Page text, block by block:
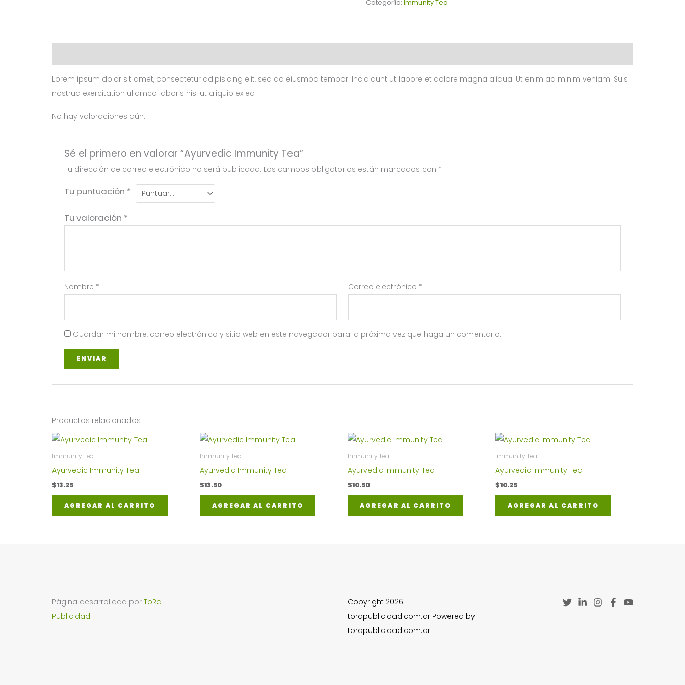
Categoría: Immunity Tea
Lorem ipsum dolor sit amet, consectetur adipisicing elit, sed do eiusmod tempor. Incididunt ut labore et dolore magna aliqua. Ut enim ad minim veniam. Suis
nostrud exercitation ullamco laboris nisi ut aliquip ex ea
No hay valoraciones aún.
Sé el primero en valorar “Ayurvedic Immunity Tea”
Tu dirección de correo electrónico no será publicada. Los campos obligatorios están marcados con *
Tu puntuación *
Tu valoración *
Nombre * Correo electrónico *
Guardar mi nombre, correo electrónico y sitio web en este navegador para la próxima vez que haga un comentario.
Productos relacionados
Immunity Tea
Ayurvedic Immunity Tea
$13.25
AGREGAR AL CARRITO
Immunity Tea
Ayurvedic Immunity Tea
$13.50
AGREGAR AL CARRITO
Immunity Tea
Ayurvedic Immunity Tea
$10.50
AGREGAR AL CARRITO
Immunity Tea
Ayurvedic Immunity Tea
$10.25
AGREGAR AL CARRITO
Página desarrollada por ToRa
Publicidad
Copyright 2026
torapublicidad.com.ar Powered by
torapublicidad.com.ar